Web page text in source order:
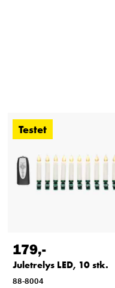
Testet
179,-
Juletrelys LED, 10 stk.
88-8004